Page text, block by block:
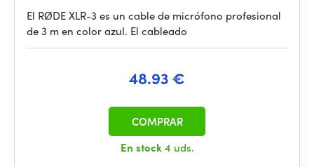
El RØDE XLR-3 es un cable de micrófono profesional
de 3 m en color azul. El cableado
48.93 €
En stock4 uds.
COMPRAR